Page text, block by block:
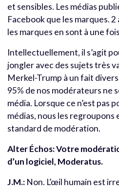
et sensibles. Les médias
Facebook que les marques.
les marques en sont à une
Intellectuellement, il s’agit
jongler avec des sujets très
Merkel-Trump à un fait
95% de nos modérateurs ne
média. Lorsque ce n’est pas
médias, nous les
standard de modération.
Alter Échos: Votre
d’un logiciel, Moderatus.
J.M.: Non. L’œil humain est